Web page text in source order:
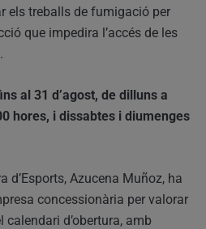
els treballs de fumigació per
que impedira l’accés de les
al 31 d’agost, de dilluns a
hores, i dissabtes i diumenges
d’Esports, Azucena Muñoz, ha
concessionària per valorar
d’obertura, amb